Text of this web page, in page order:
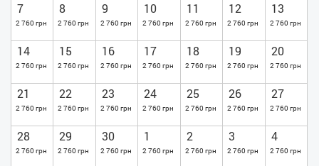
7
2 760 грн
8
2 760 грн
9
2 760 грн
10
2 760 грн
11
2 760 грн
12
2 760 грн
13
2 760 грн
14
2 760 грн
15
2 760 грн
16
2 760 грн
17
2 760 грн
18
2 760 грн
19
2 760 грн
20
2 760 грн
21
2 760 грн
22
2 760 грн
23
2 760 грн
24
2 760 грн
25
2 760 грн
26
2 760 грн
27
2 760 грн
28
2 760 грн
29
2 760 грн
30
2 760 грн
1
2 760 грн
2
2 760 грн
3
2 760 грн
4
2 760 грн